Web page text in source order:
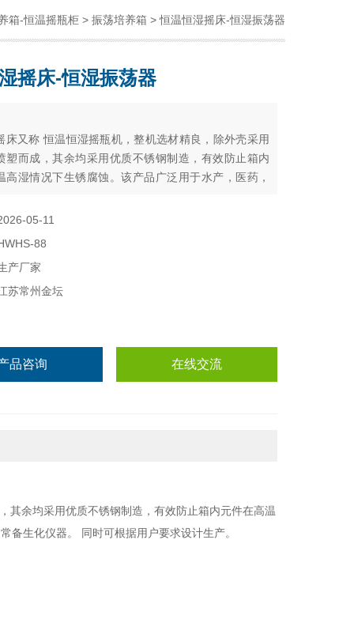
箱-恒温摇瓶柜 > 振荡培养箱 > 恒温恒湿摇床-恒湿振荡器
摇床-恒湿振荡器
床又称 恒温恒湿摇瓶机，整机选材精良，除外壳采用
塑而成，其余均采用优质不锈钢制造，有效防止箱内
高湿情况下生锈腐蚀。该产品广泛用于水产，医药，
产。05-11
88
产厂家
苏常州金坛
品咨询 在线交流
其余均采用优质不锈钢制造，有效防止箱内元件在高温
备生化仪器。 同时可根据用户要求设计生产。